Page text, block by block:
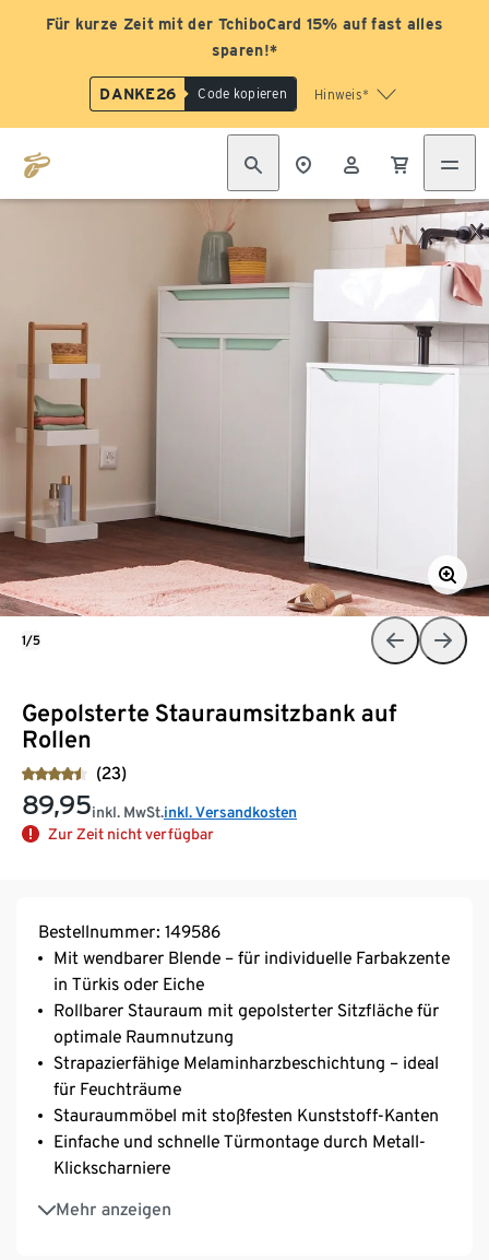
Für kurze Zeit mit der TchiboCard 15% auf fast alles
sparen!*
DANKE26 Code kopieren Hinweis*
Gepolsterte Stauraumsitzbank auf
Rollen
(23)
89,95inkl. MwSt.inkl. Versandkosten
Zur Zeit nicht verfügbar
1/5
Bestellnummer: 149586
Mit wendbarer Blende – für individuelle Farbakzente
in Türkis oder Eiche
Rollbarer Stauraum mit gepolsterter Sitzfläche für
optimale Raumnutzung
Strapazierfähige Melaminharzbeschichtung – ideal
für Feuchträume
Stauraummöbel mit stoßfesten Kunststoff-Kanten
Einfache und schnelle Türmontage durch Metall-
Klickscharniere
Mehr anzeigen
Strapazierfähiger und abnehmbarer Polsterbezug –
waschbar bei 30 °C